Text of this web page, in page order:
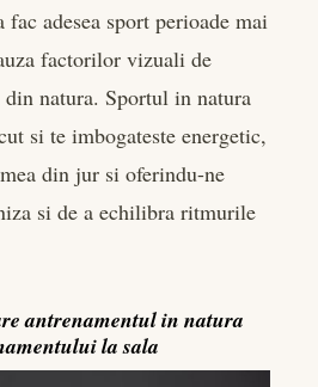
fac adesea sport perioade mai
factorilor vizuali de
natura. Sportul in natura
si te imbogateste energetic,
din jur si oferindu-ne
si de a echilibra ritmurile
antrenamentul in natura
la sala